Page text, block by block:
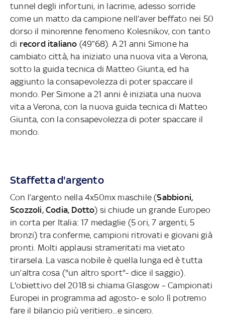
tunnel degli infortuni, in lacrime, adesso sorride
come un matto da campione nell’aver beffato nei 50
dorso il minorenne fenomeno Kolesnikov, con tanto
di record italiano (49”68). A 21 anni Simone ha
cambiato città, ha iniziato una nuova vita a Verona,
sotto la guida tecnica di Matteo Giunta, ed ha
aggiunto la consapevolezza di poter spaccare il
mondo. Per Simone a 21 anni è iniziata una nuova
vita a Verona, con la nuova guida tecnica di Matteo
Giunta, con la consapevolezza di poter spaccare il
mondo.
Staffetta d'argento
Con l’argento nella 4x50mx maschile (Sabbioni,
Scozzoli, Codia, Dotto) si chiude un grande Europeo
in corta per Italia: 17 medaglie (5 ori, 7 argenti, 5
bronzi) tra conferme, campioni ritrovati e giovani già
pronti. Molti applausi strameritati ma vietato
tirarsela. La vasca nobile è quella lunga ed è tutta
un’altra cosa ("un altro sport"- dice il saggio).
L'obiettivo del 2018 si chiama Glasgow – Campionati
Europei in programma ad agosto- e solo lì potremo
fare il bilancio più veritiero...e sincero.